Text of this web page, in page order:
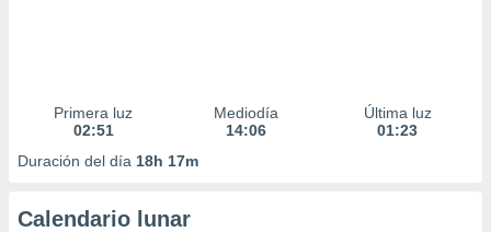
Primera luz
02:51
Mediodía
14:06
Última luz
01:23
Duración del día 18h 17m
Calendario lunar